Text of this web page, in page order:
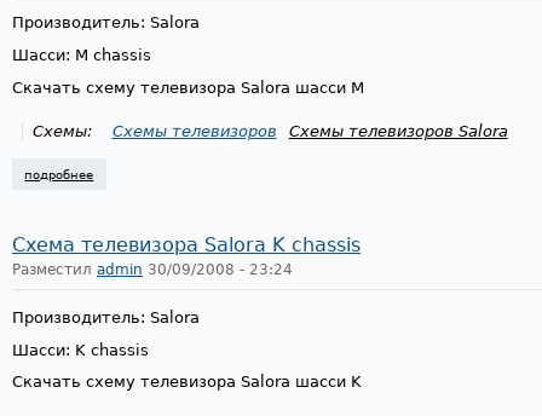
Производитель: Salora
Шасси: M chassis
Скачать схему телевизора Salora шасси M
Схемы: Схемы телевизоров Схемы телевизоров Salora
подробнее
Схема телевизора Salora K chassis
Разместил admin 30/09/2008 - 23:24
Производитель: Salora
Шасси: K chassis
Скачать схему телевизора Salora шасси K